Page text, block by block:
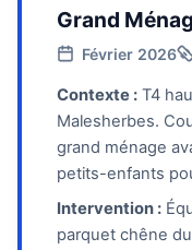
Grand
Février 2026
Contexte : T4
Malesherbes.
grand ménage
petits-enfants
Intervention :
parquet chêne